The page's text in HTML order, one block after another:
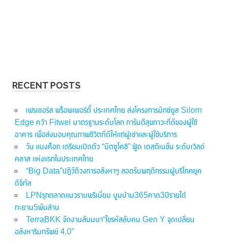
RECENT POSTS
เฟรเซอร์ส พร็อพเพอร์ตี้ ประเทศไทย ส่งโครงการมิกซ์ยูส Silom
Edge คว้า Fitwel มาตรฐานระดับโลก การันตีสุขภาวะที่ดีของผู้ใช้
อาคาร เพื่อส่งมอบคุณภาพชีวิตที่ดีให้แก่ผู้เช่าและผู้ใช้บริการ
วัน แบงค็อก เตรียมเปิดตัว “มิตซูโคชิ” ฟู้ด เดสติเนชั่น ระดับเวิลด์
คลาส แห่งแรกในประเทศไทย
“Big Data”ปฏิวัติวงการอสังหาฯ สอดรับพฤติกรรมผู้บริโภคยุค
ดิจิทัล
LPNรุกตลาดแนวราบพรีเมี่ยม บูมบ้าน365คาด3ปีรายได้
ทะยาน5พันล้าน
TerraBKK จัดงานสัมมนา“ไขรหัสลับคน Gen Y จุดเปลี่ยน
อสังหาริมทรัพย์ 4.0”